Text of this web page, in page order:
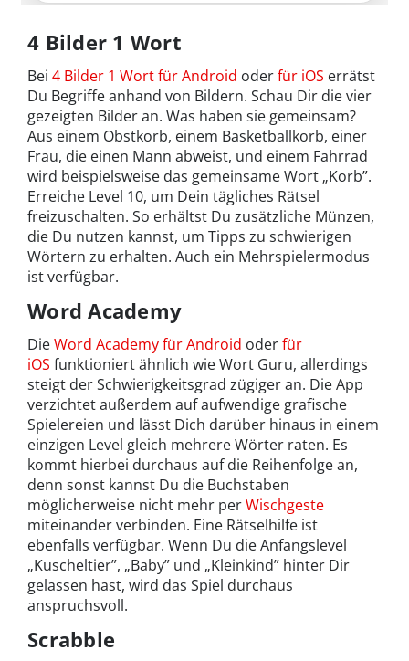
4 Bilder 1 Wort
Bei 4 Bilder 1 Wort für Android oderfür iOS errätst
Du Begriffe anhand von Bildern. Schau Dir die vier
gezeigten Bilder an. Was haben sie gemeinsam?
Aus einem Obstkorb, einem Basketballkorb, einer
Frau, die einen Mann abweist, und einem Fahrrad
wird beispielsweise das gemeinsame Wort „Korb”.
Erreiche Level 10, um Dein tägliches Rätsel
freizuschalten. So erhältst Du zusätzliche Münzen,
die Du nutzen kannst, um Tipps zu schwierigen
Wörtern zu erhalten. Auch ein Mehrspielermodus
ist verfügbar.
Word Academy
DieWord Academy für Android oderfür
iOS funktioniert ähnlich wie Wort Guru, allerdings
steigt der Schwierigkeitsgrad zügiger an. Die App
verzichtet außerdem auf aufwendige grafische
Spielereien und lässt Dich darüber hinaus in einem
einzigen Level gleich mehrere Wörter raten. Es
kommt hierbei durchaus auf die Reihenfolge an,
denn sonst kannst Du die Buchstaben
möglicherweise nicht mehr perWischgeste
miteinander verbinden. Eine Rätselhilfe ist
ebenfalls verfügbar. Wenn Du die Anfangslevel
„Kuscheltier”, „Baby” und „Kleinkind” hinter Dir
gelassen hast, wird das Spiel durchaus
anspruchsvoll.
Scrabble